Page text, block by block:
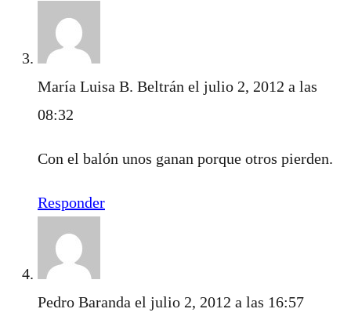
María Luisa B. Beltrán el julio 2, 2012 a las
08:32
Con el balón unos ganan porque otros pierden.
Responder
Pedro Baranda el julio 2, 2012 a las 16:57